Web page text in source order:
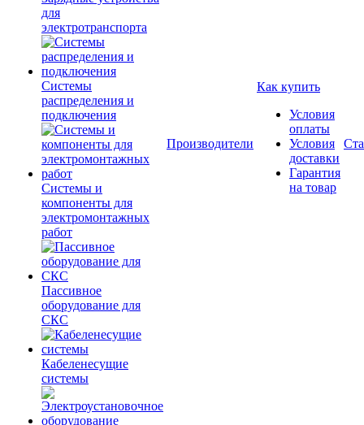
для
электротранспорта
Системы
распределения и
подключения
Системы и
компоненты для
электромонтажных
работ
Пассивное
оборудование для
СКС
Кабеленесущие
системы
Производители
Как купить
Условия
оплаты
Условия
доставки
Гарантия
на товар